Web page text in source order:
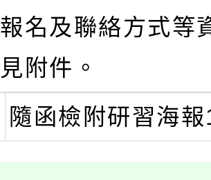
報名及聯絡方式等
見附件。
隨函檢附研習海